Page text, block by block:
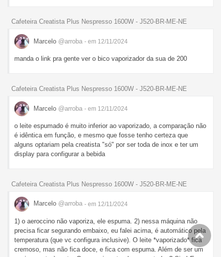
Cafeteira Creatista Plus Nespresso 1600W - J520-BR-ME-NE
Marcelo @arroba - em 12/11/2024
manda o link pra gente ver o bico vaporizador da sua de 200
Cafeteira Creatista Plus Nespresso 1600W - J520-BR-ME-NE
Marcelo @arroba - em 12/11/2024
o leite espumado é muito inferior ao vaporizado, a comparação não
é idêntica em função, e mesmo que fosse tenho certeza que
alguns optariam pela creatista "só" por ser toda de inox e ter um
display para configurar a bebida
Cafeteira Creatista Plus Nespresso 1600W - J520-BR-ME-NE
Marcelo @arroba - em 12/11/2024
1) o aeroccino não vaporiza, ele espuma. 2) nessa máquina não
precisa ficar segurando embaixo, eu falei acima, é automático pela
temperatura (que vc configura inclusive). O leite *vaporizado* fica
cremoso, mas não fica doce, e fica com espuma. Além de ser um